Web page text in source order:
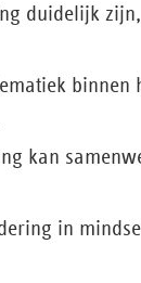
duidelijk
kan
in